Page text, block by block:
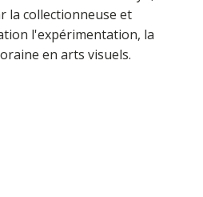
la collectionneuse et
l'expérimentation, la
en arts visuels.